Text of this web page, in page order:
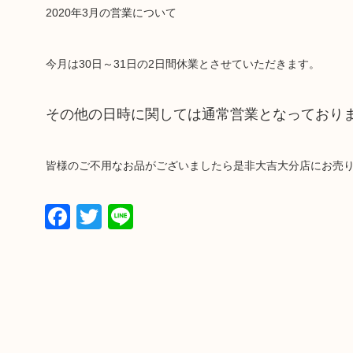
2020年3月の営業について
今月は30日～31日の2日間休業とさせていただきます。
その他の日時に関しては通常営業となっており
皆様のご不用なお品がございましたら是非大吉大分店にお売
Facebook
Twitter
Line